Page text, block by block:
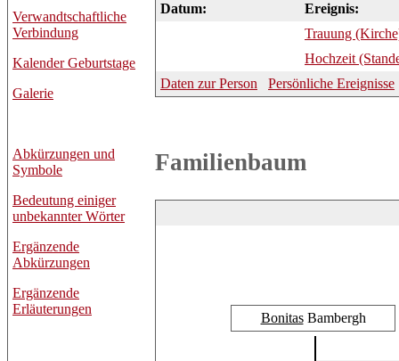
Verwandtschaftliche
Verbindung
Kalender Geburtstage
Galerie
Abkürzungen und
Symbole
Bedeutung einiger
unbekannter Wörter
Ergänzende
Abkürzungen
Ergänzende
Erläuterungen
Datum:
Ereignis:
Trauung
Hochzeit
Daten zur Person
Persönliche Ereignisse
Familienbaum
BonitasBambergh